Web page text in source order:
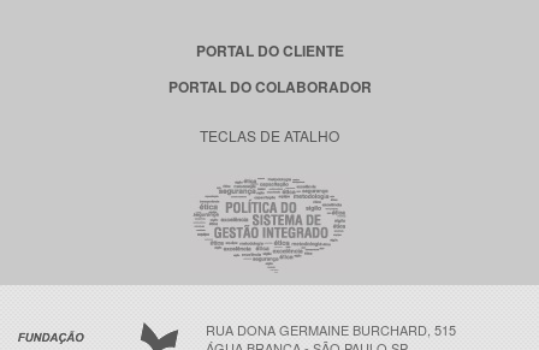
PORTAL DO CLIENTE
PORTAL DO COLABORADOR
TECLAS DE ATALHO
RUA DONA GERMAINE BURCHARD, 515